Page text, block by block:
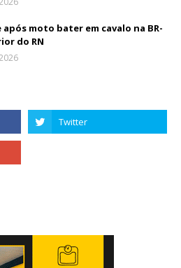
após moto bater em cavalo na BR-
do RN